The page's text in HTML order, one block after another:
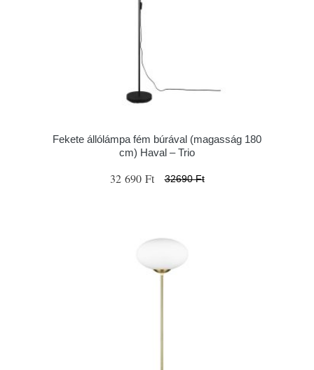
Fekete állólámpa fém búrával (magasság 180
cm) Haval – Trio
32 690 Ft 32690 Ft